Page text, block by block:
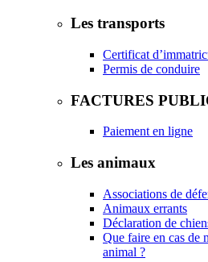
Les transports
Certificat
Permis de conduire
FACTURES
Paiement en ligne
Les animaux
Associations de
Animaux errants
Déclaration de
Que faire en cas de
animal ?